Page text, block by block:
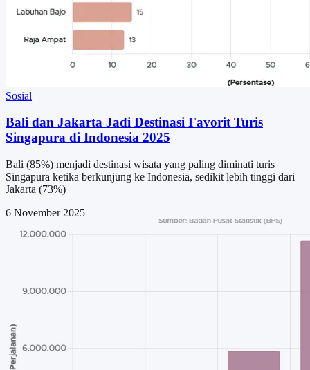
Sosial
Bali dan Jakarta Jadi Destinasi Favorit Turis
Singapura di Indonesia 2025
Bali (85%) menjadi destinasi wisata yang paling diminati turis
Singapura ketika berkunjung ke Indonesia, sedikit lebih tinggi dari
Jakarta (73%)
6 November 2025